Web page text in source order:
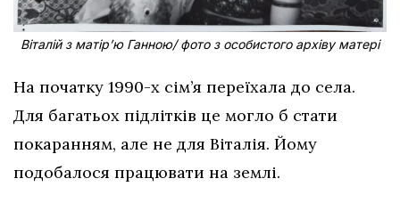
Віталій з матір’ю Ганною/ фото з особистого архіву матері
На початку 1990-х сім’я переїхала до села.
Для багатьох підлітків це могло б стати
покаранням, але не для Віталія. Йому
подобалося працювати на землі.